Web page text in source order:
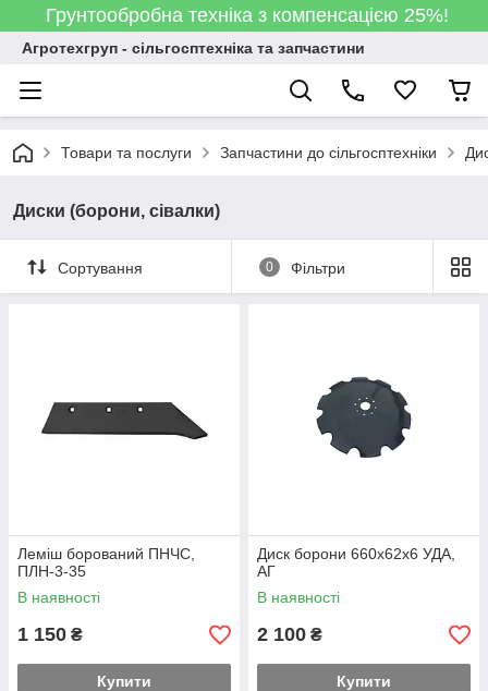
Грунтообробна техніка з компенсацією 25%!
Агротехгруп - сільгосптехніка та запчастини
Товари та послуги Запчастини до сільгосптехніки
Диски (борони, сівалки)
Сортування 0 Фільтри
Леміш борований ПНЧС,
ПЛН-3-35
В наявності
1 150 ₴
Купити
Диск борони 660х62х6 УДА,
АГ
В наявності
2 100 ₴
Купити